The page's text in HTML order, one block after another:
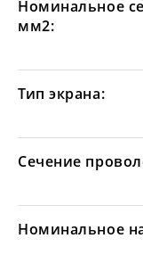
Номинальное
мм2:
Тип экрана:
Сечение
Номинальное